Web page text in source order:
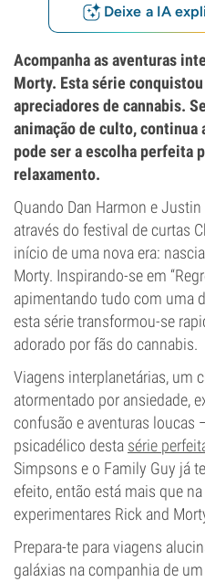
Deixe a IA
Acompanha as aventuras
Morty. Esta série
apreciadores de cannabis.
animação de culto, continua
pode ser a escolha perfeita
relaxamento.
Quando Dan Harmon e
através do festival de curtas
início de uma nova era:
Morty. Inspirando-se em
apimentando tudo com uma
esta série transformou-se
adorado por fãs do cannabis.
Viagens interplanetárias, um
atormentado por ansiedade,
confusão e aventuras loucas
psicadélico desta série
Simpsons e o Family Guy já
efeito, então está mais que
experimentares Rick and
Prepara-te para viagens
galáxias na companhia de